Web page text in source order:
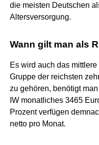
die meisten Deutschen
Altersversorgung.
Wann gilt man als
Es wird auch das
Gruppe der reichsten
zu gehören, benötigt
IW monatliches 3465
Prozent verfügen
netto pro Monat.